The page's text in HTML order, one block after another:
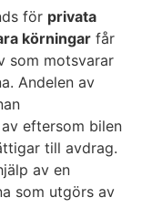
hela
avdragbar
resor
andra privata
som
bruk eller
av
taxibilar och
för
för privata
körningar får
som motsvarar
Andelen av
eftersom bilen
till avdrag.
av en
som utgörs av